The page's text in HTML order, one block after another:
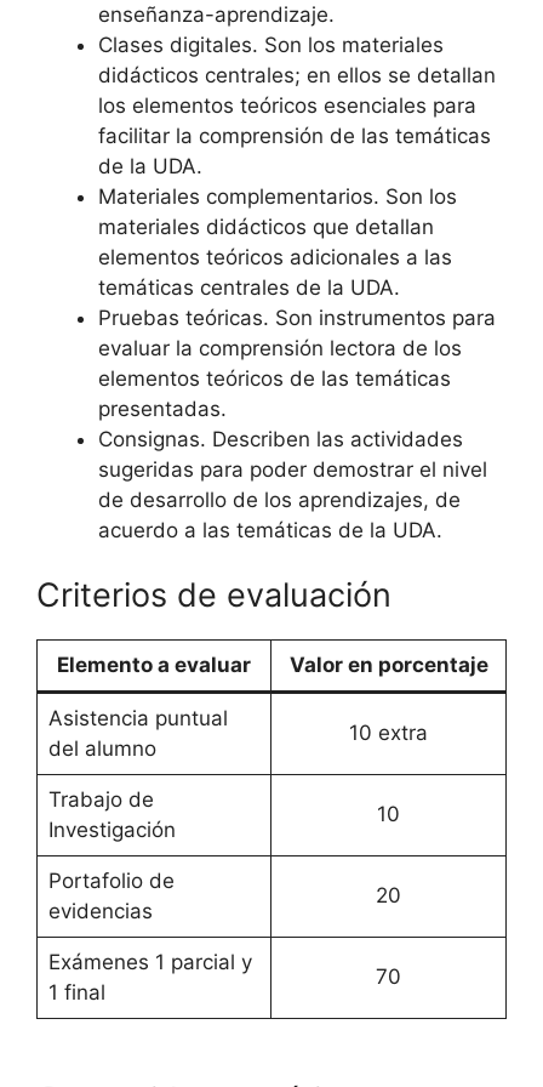
enseñanza-aprendizaje.
Clases digitales. Son los materiales
didácticos centrales; en ellos se detallan
los elementos teóricos esenciales para
facilitar la comprensión de las temáticas
de la UDA.
Materiales complementarios. Son los
materiales didácticos que detallan
elementos teóricos adicionales a las
temáticas centrales de la UDA.
Pruebas teóricas. Son instrumentos para
evaluar la comprensión lectora de los
elementos teóricos de las temáticas
presentadas.
Consignas. Describen las actividades
sugeridas para poder demostrar el nivel
de desarrollo de los aprendizajes, de
acuerdo a las temáticas de la UDA.
Criterios de evaluación
Elemento a evaluar Valor en porcentaje
Asistencia puntual
del alumno
10 extra
Trabajo de
Investigación
10
Portafolio de
evidencias
20
Exámenes 1 parcial y
1 final
70